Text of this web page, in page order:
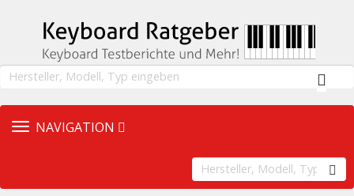
TOGGLE
NAVIGATION